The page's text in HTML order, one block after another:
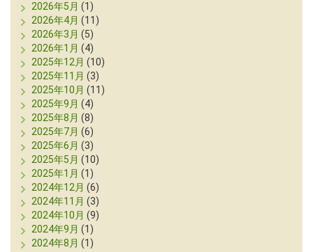
2026年5月 (1)
2026年4月 (11)
2026年3月 (5)
2026年1月 (4)
2025年12月 (10)
2025年11月 (3)
2025年10月 (11)
2025年9月 (4)
2025年8月 (8)
2025年7月 (6)
2025年6月 (3)
2025年5月 (10)
2025年1月 (1)
2024年12月 (6)
2024年11月 (3)
2024年10月 (9)
2024年9月 (1)
2024年8月 (1)